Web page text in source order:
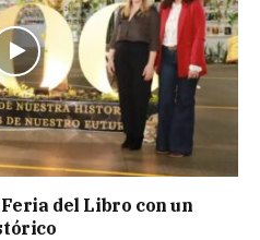
del Libro con un